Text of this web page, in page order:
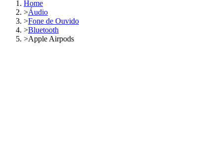
Home
>Áudio
>Fone de Ouvido
>Bluetooth
>Apple Airpods